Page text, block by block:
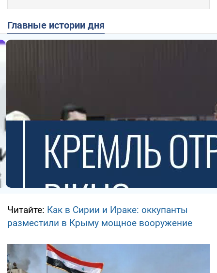
Главные истории дня
Читайте: Как в Сирии и Ираке: оккупанты
разместили в Крыму мощное вооружение